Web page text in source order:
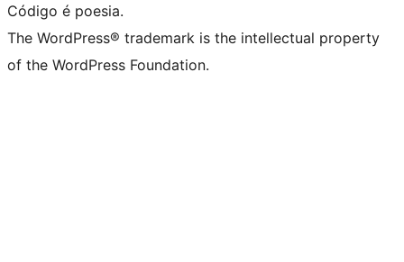
Código é poesia.
The WordPress® trademark is the intellectual property
of the WordPress Foundation.